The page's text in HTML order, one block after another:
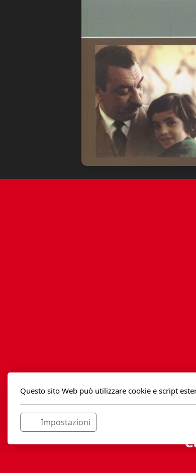
Questo sito Web può utilizzare cookie e script
Impostazioni